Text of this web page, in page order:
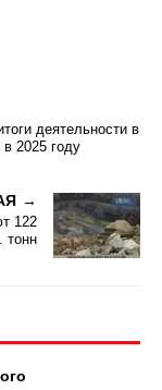
деятельности в
в 2025 году
122
тонн